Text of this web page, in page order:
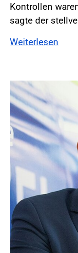
Kontrollen
sagte der
Weiterlesen